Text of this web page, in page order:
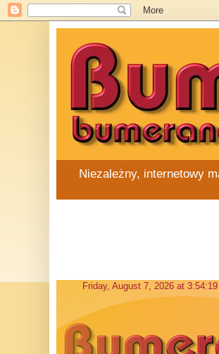
Niezależny, internetowy